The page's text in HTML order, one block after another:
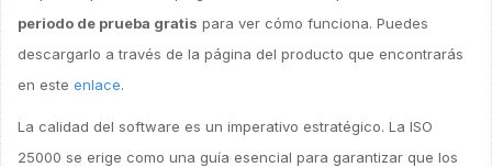
periodo de prueba gratis para ver cómo funciona. Puedes
descargarlo a través de la página del producto que encontrarás
en este enlace.
La calidad del software es un imperativo estratégico. La ISO
25000 se erige como una guía esencial para garantizar que los